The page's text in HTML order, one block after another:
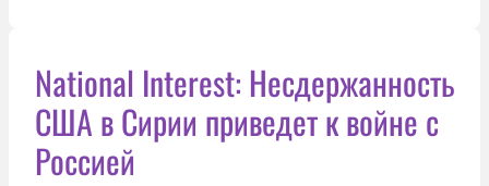
National Interest: Несдержанность
США в Сирии приведет к войне с
Россией